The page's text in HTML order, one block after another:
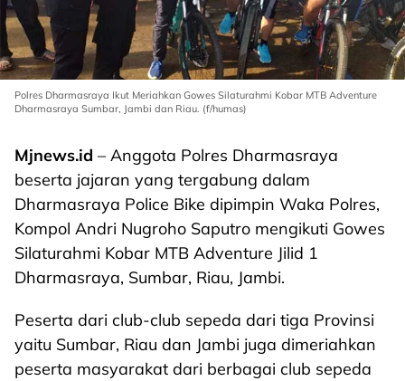
Polres Dharmasraya Ikut Meriahkan Gowes Silaturahmi Kobar MTB Adventure
Dharmasraya Sumbar, Jambi dan Riau. (f/humas)
Mjnews.id – Anggota Polres Dharmasraya
beserta jajaran yang tergabung dalam
Dharmasraya Police Bike dipimpin Waka Polres,
Kompol Andri Nugroho Saputro mengikuti Gowes
Silaturahmi Kobar MTB Adventure Jilid 1
Dharmasraya, Sumbar, Riau, Jambi.
Peserta dari club-club sepeda dari tiga Provinsi
yaitu Sumbar, Riau dan Jambi juga dimeriahkan
peserta masyarakat dari berbagai club sepeda